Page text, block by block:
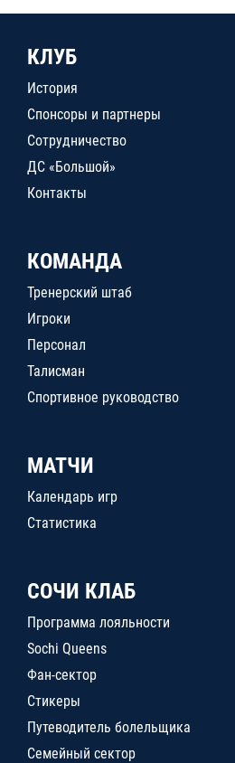
КЛУБ
История
Спонсоры и партнеры
Сотрудничество
ДС «Большой»
Контакты
КОМАНДА
Тренерский штаб
Игроки
Персонал
Талисман
Спортивное руководство
МАТЧИ
Календарь игр
Статистика
СОЧИ КЛАБ
Программа лояльности
Sochi Queens
Фан-сектор
Стикеры
Путеводитель болельщика
Семейный сектор